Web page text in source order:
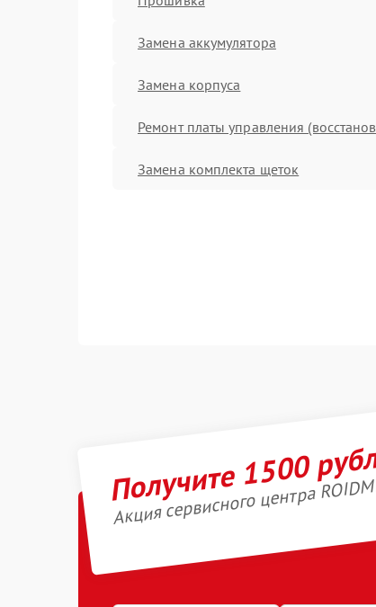
Замена аккумулятора
Замена корпуса
Ремонт платы управления
Замена комплекта щеток
Получите 1500
Акция сервисного центра